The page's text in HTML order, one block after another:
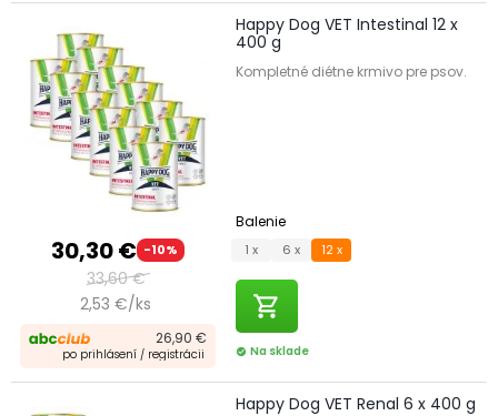
30,30 € -10%
33,60 €
2,53 €/ks
26,90 €
po prihlásení / registrácii
Happy Dog VET Intestinal 12 x
400 g
Kompletné diétne krmivo pre psov.
Balenie
1 x 6 x 12 x
shopping_cart
check_circle Na sklade
Happy Dog VET Renal 6 x 400 g